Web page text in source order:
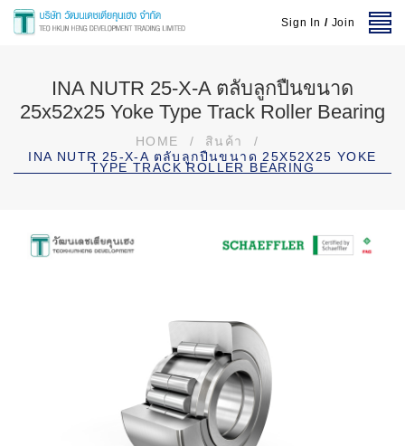
Sign In / Join
INA NUTR 25-X-A ตลับลูกปืนขนาด
25x52x25 Yoke Type Track Roller Bearing
HOME / สินค้า
/
INA NUTR 25-X-A ตลับลูกปืนขนาด 25X52X25 YOKE
TYPE TRACK ROLLER BEARING